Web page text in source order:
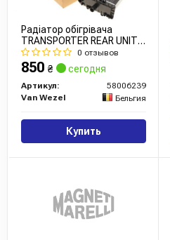
Радіатор обігрівача
TRANSPORTER REAR UNIT
96- (Van Wezel)0 отзывов
850 ₴ сегодня
Артикул:
58006239
Van Wezel
Бельгия
Купить